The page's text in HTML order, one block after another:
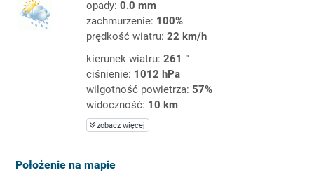
opady: 0.0 mm
zachmurzenie: 100%
prędkość wiatru: 22 km/h
kierunek wiatru: 261 °
ciśnienie: 1012 hPa
wilgotność powietrza: 57%
widoczność: 10 km
zobacz więcej
Położenie na mapie